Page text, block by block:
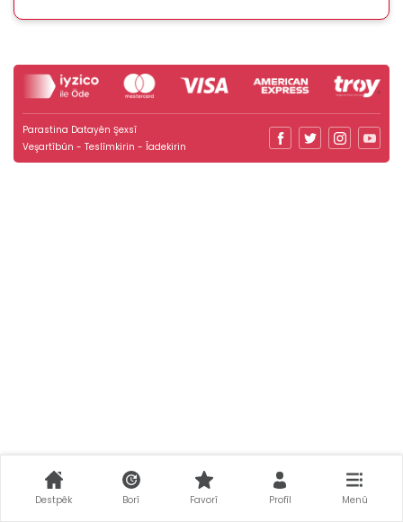
Parastina Datayên Şexsî
Veşartîbûn - Teslîmkirin - Îadekirin
Destpêk Borî Favorî Profîl Menû